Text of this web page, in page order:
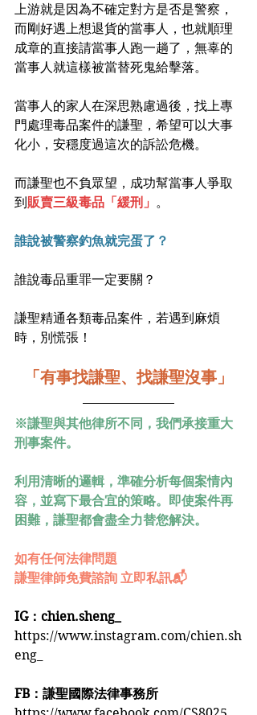
上游就是因為不確定對方是否是警察，
而剛好遇上想退貨的當事人，也就順理
成章的直接請當事人跑一趟了，無辜的
當事人就這樣被當替死鬼給擊落。
當事人的家人在深思熟慮過後，找上專
門處理毒品案件的謙聖，希望可以大事
化小，安穩度過這次的訴訟危機。
而謙聖也不負眾望，成功幫當事人爭取
到販賣三級毒品「緩刑」 。
誰說被警察釣魚就完蛋了？
誰說毒品重罪一定要關？
謙聖精通各類毒品案件，若遇到麻煩
時，別慌張！﻿
「有事找謙聖、找謙聖沒事」
※謙聖與其他律所不同，我們承接重大
刑事案件。
利用清晰的邏輯，準確分析每個案情內
容，並寫下最合宜的策略。即使案件再
困難，謙聖都會盡全力替您解決。
如有任何法律問題
謙聖律師免費諮詢 立即私訊📬
IG：chien.sheng_
https://www.instagram.com/chien.sh
eng_
FB：謙聖國際法律事務所